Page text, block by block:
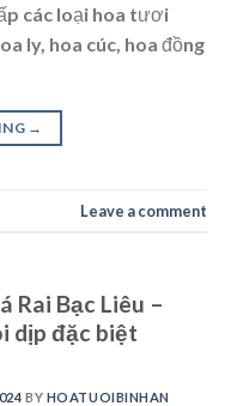
các loại hoa tươi
ly, hoa cúc, hoa đồng
→
Leave a comment
Rai Bạc Liêu –
dịp đặc biệt
BY HOATUOIBINHAN